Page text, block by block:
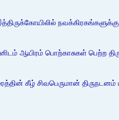
நவக்கிரகங்களுக்கு
ஆயிரம் பொற்காசுகள் பெற்ற
கீழ் சிவபெருமான் திருநடனம்